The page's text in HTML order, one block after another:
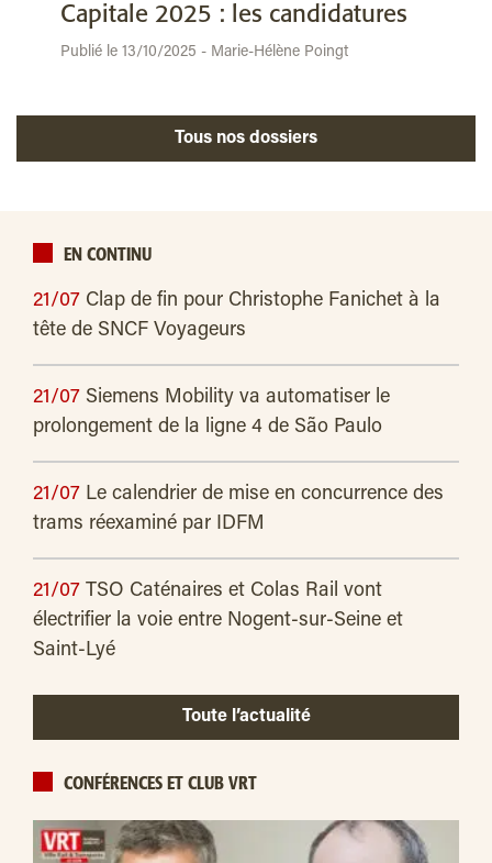
Capitale 2025 : les candidatures
Publié le 13/10/2025 - Marie-Hélène Poingt
Tous nos dossiers
EN CONTINU
21/07 Clap de fin pour Christophe Fanichet à la
tête de SNCF Voyageurs
21/07 Siemens Mobility va automatiser le
prolongement de la ligne 4 de São Paulo
21/07 Le calendrier de mise en concurrence des
trams réexaminé par IDFM
21/07 TSO Caténaires et Colas Rail vont
électrifier la voie entre Nogent-sur-Seine et
Saint-Lyé
Toute l’actualité
CONFÉRENCES ET CLUB VRT